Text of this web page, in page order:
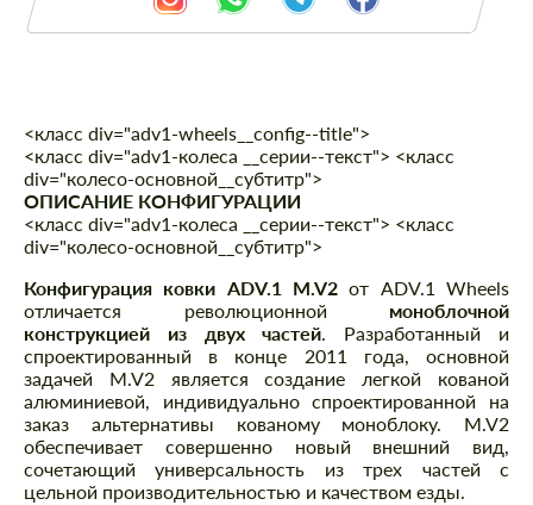
Описание
<класс div="adv1-wheels__config--title">
<класс div="adv1-колеса __серии--текст"> <класс
div="колесо-основной__субтитр">
ОПИСАНИЕ КОНФИГУРАЦИИ
<класс div="adv1-колеса __серии--текст"> <класс
div="колесо-основной__субтитр">
Конфигурация ковки ADV.1 M.V2 от ADV.1 Wheels
отличается революционной моноблочной
конструкцией из двух частей. Разработанный и
спроектированный в конце 2011 года, основной
задачей M.V2 является создание легкой кованой
алюминиевой, индивидуально спроектированной на
заказ альтернативы кованому моноблоку. M.V2
обеспечивает совершенно новый внешний вид,
сочетающий универсальность из трех частей с
цельной производительностью и качеством езды.